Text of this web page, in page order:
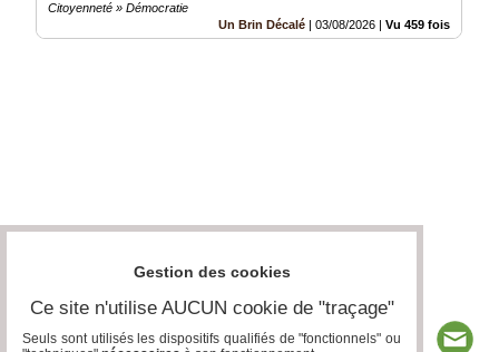
Citoyenneté » Démocratie
Un Brin Décalé
03/08/2026 Vu 459 fois
Gestion des cookies
Ce site n'utilise AUCUN cookie de "traçage"
Seuls sont utilisés les dispositifs qualifiés de "fonctionnels" ou